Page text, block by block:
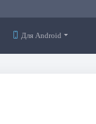
Для Android